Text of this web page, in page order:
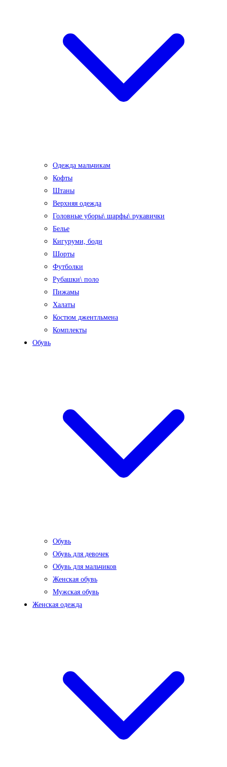
Одежда мальчикам
Кофты
Штаны
Верхняя одежда
Головные уборы\ шарфы\ рукавички
Белье
Кигуруми, боди
Шорты
Футболки
Рубашки\ поло
Пижамы
Халаты
Костюм джентльмена
Комплекты
Обувь
Обувь
Обувь для девочек
Обувь для мальчиков
Женская обувь
Мужская обувь
Женская одежда